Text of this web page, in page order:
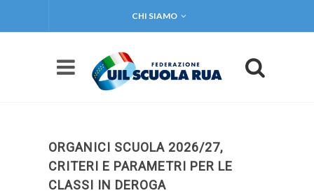
CHI SIAMO
ORGANICI SCUOLA 2026/27,
CRITERI E PARAMETRI PER LE
CLASSI IN DEROGA